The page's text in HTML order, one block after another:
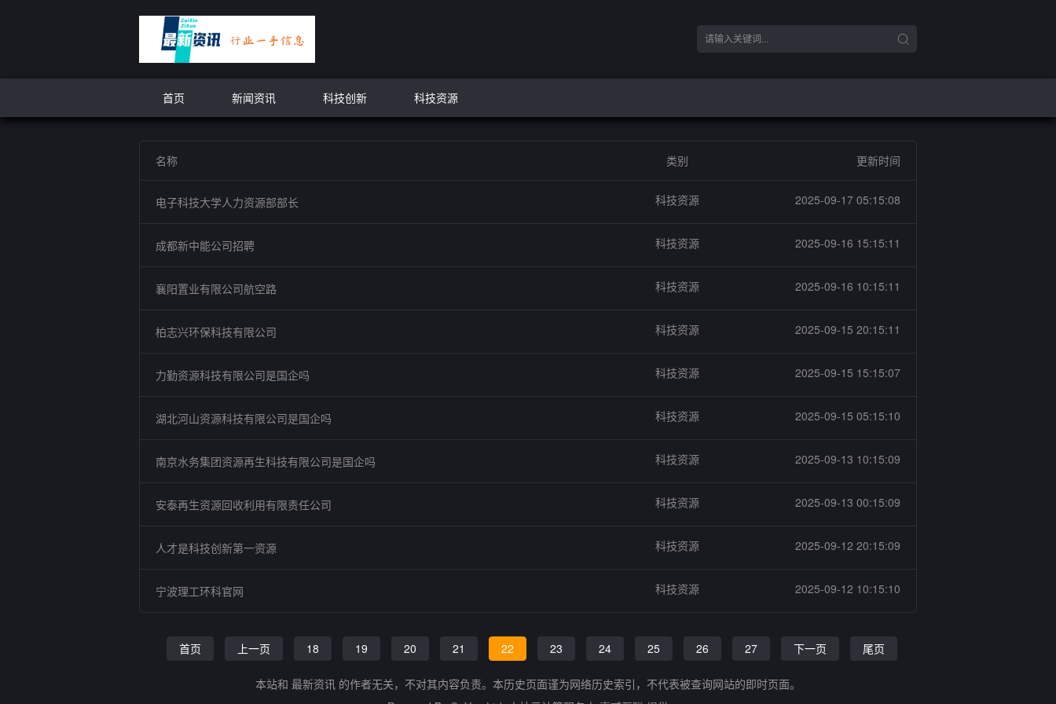
首页 新闻资讯 科技创新 科技资源
名称 类别 更新时间
电子科技大学人力资源部部长 科技资源 2025-09-17 05:15:08
成都新中能公司招聘 科技资源 2025-09-16 15:15:11
襄阳置业有限公司航空路 科技资源 2025-09-16 10:15:11
柏志兴环保科技有限公司 科技资源 2025-09-15 20:15:11
力勤资源科技有限公司是国企吗 科技资源 2025-09-15 15:15:07
湖北河山资源科技有限公司是国企吗 科技资源 2025-09-15 05:15:10
南京水务集团资源再生科技有限公司是国企吗 科技资源 2025-09-13 10:15:09
安泰再生资源回收利用有限责任公司 科技资源 2025-09-13 00:15:09
人才是科技创新第一资源 科技资源 2025-09-12 20:15:09
宁波理工环科官网 科技资源 2025-09-12 10:15:10
首页 上一页 18 19 20 21 22 23 24 25 26 27 下一页 尾页
本站和 最新资讯 的作者无关，不对其内容负责。本历史页面谨为网络历史索引，不代表被查询网站的即时页面。